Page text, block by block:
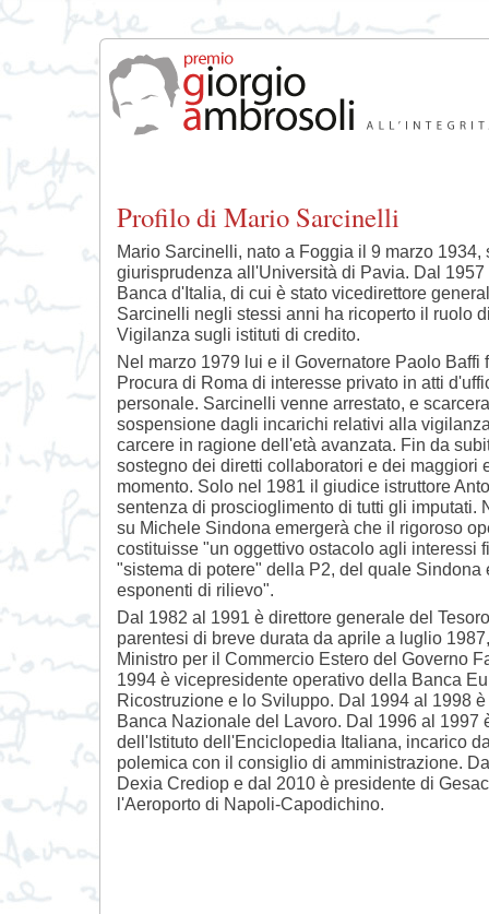
Profilo di Mario Sarcinelli
Mario Sarcinelli, nato a Foggia il 9 marzo 1934,
giurisprudenza all'Università di Pavia. Dal
Banca d'Italia, di cui è stato vicedirettore
Sarcinelli negli stessi anni ha ricoperto il ruolo
Vigilanza sugli istituti di credito.
Nel marzo 1979 lui e il Governatore Paolo Baffi
Procura di Roma di interesse privato in atti
personale. Sarcinelli venne arrestato, e
sospensione dagli incarichi relativi alla
carcere in ragione dell'età avanzata. Fin da
sostegno dei diretti collaboratori e dei maggiori
momento. Solo nel 1981 il giudice istruttore
sentenza di proscioglimento di tutti gli imputati.
su Michele Sindona emergerà che il rigoroso
costituisse "un oggettivo ostacolo agli interessi
"sistema di potere" della P2, del quale Sindona
esponenti di rilievo".
Dal 1982 al 1991 è direttore generale del
parentesi di breve durata da aprile a luglio
Ministro per il Commercio Estero del Governo
1994 è vicepresidente operativo della Banca
Ricostruzione e lo Sviluppo. Dal 1994 al 1998
Banca Nazionale del Lavoro. Dal 1996 al 1997
dell'Istituto dell'Enciclopedia Italiana, incarico
polemica con il consiglio di amministrazione.
Dexia Crediop e dal 2010 è presidente di
l'Aeroporto di Napoli-Capodichino.